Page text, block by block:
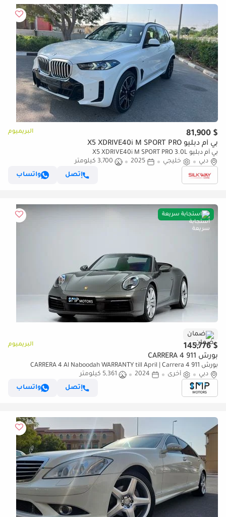
$ 81,900 البريميوم
بي أم دبليو X5 XDRIVE40i M SPORT PRO
بي أم دبليو X5 XDRIVE40i M SPORT PRO 3.0L
دبي
خليجي 2025
3,700 كيلومتر
إتصل
واتساب
استجابة سريعة
ضمان
$ 145,776 البريميوم
بورش 911 CARRERA 4
بورش 911 CARRERA 4 Al Naboodah WARRANTY till April | Carrera 4
دبي
أخرى 2024
5,361 كيلومتر
إتصل
واتساب